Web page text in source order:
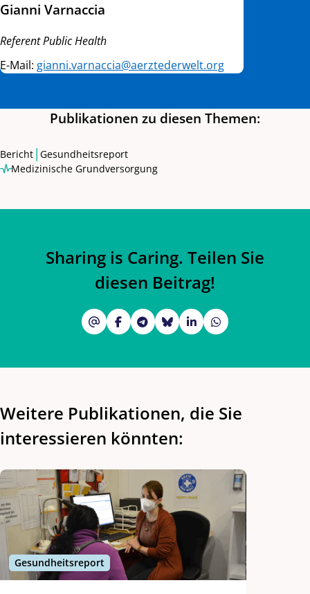
Gianni Varnaccia
Referent Public Health
E-Mail: gianni.varnaccia@aerztederwelt.org
Publikationen zu diesen Themen:
Bericht | Gesundheitsreport
Medizinische Grundversorgung
Sharing is Caring. Teilen Sie
diesen Beitrag!
Weitere Publikationen, die Sie
interessieren könnten:
Gesundheitsreport